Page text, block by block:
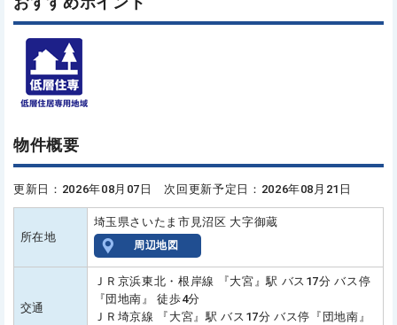
物件概要
更新日：2026年08月07日 次回更新予定日：2026年08月21日
所在地
埼玉県さいたま市見沼区 大字御蔵
周辺地図
交通
ＪＲ京浜東北・根岸線 『大宮』駅 バス17分 バス停
『団地南』 徒歩4分
ＪＲ埼京線 『大宮』駅 バス17分 バス停『団地南』